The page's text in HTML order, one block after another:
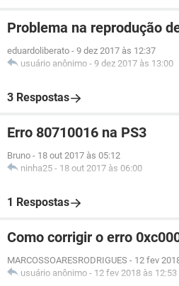
Problema na reprodução
eduardoliberato - 9 dez 2017 às 12:37
usuário anônimo - 9 dez 2017 às 13:00
3 Respostas
Erro 80710016 na PS3
Bruno - 18 out 2017 às 05:12
ninha25 - 18 out 2017 às 06:00
1 Respostas
Como corrigir o erro
MARCOSSOARESRODRIGUES - 12 fev
usuário anônimo - 12 fev 2018 às 12:53